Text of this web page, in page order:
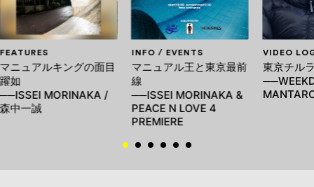
FEATURES
マニュアルキングの面目
躍如
──ISSEI MORINAKA /
森中一誠
INFO / EVENTS
マニュアル王と東京最前
線
──ISSEI MORINAKA &
PEACE N LOVE 4
PREMIERE
VIDEO
東京チル